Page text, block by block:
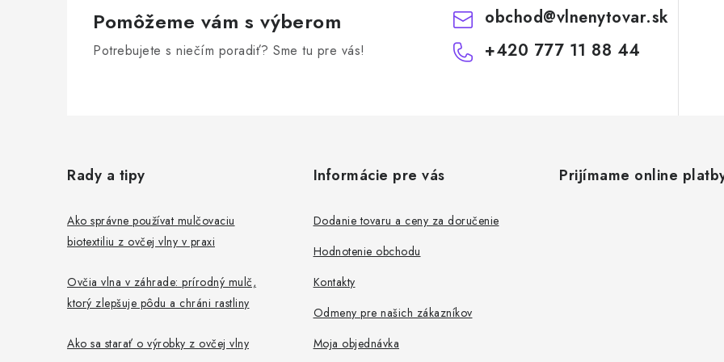
Pomôžeme vám s výberom
Potrebujete s niečím poradiť? Sme tu pre vás!
obchod@vlnenytovar.sk
+420 777 11 88 44
Rady a tipy
Ako správne používat mulčovaciu
biotextiliu z ovčej vlny v praxi
Ovčia vlna v záhrade: prírodný mulč,
ktorý zlepšuje pôdu a chráni rastliny
Ako sa starať o výrobky z ovčej vlny
Informácie pre vás
Dodanie tovaru a ceny za doručenie
Hodnotenie obchodu
Kontakty
Odmeny pre našich zákazníkov
Moja objednávka
Prijímame online